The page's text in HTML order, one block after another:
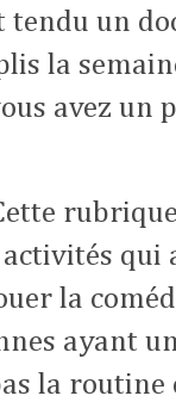
tendu un
la
avez un
la
ayant
la